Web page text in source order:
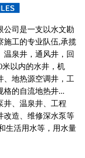
司是一支以水文勘
施工的专业队伍,承揽
温泉井，通风井，回
米以内的水井，机
、地热源空调井，工
格的自流地热井...
、温泉井、工程
改造、维修深水泵等
生活用水等，用水量